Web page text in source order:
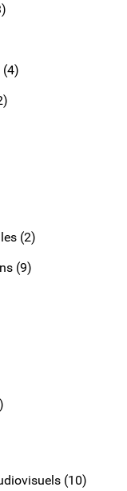
(4)
(2)
(9)
(10)